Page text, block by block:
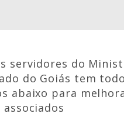
servidores do
do Goiás tem
abaixo para